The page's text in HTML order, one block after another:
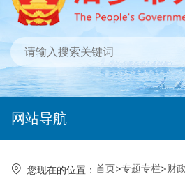
网站导航
您现在的位置： 首页>专题专栏>财